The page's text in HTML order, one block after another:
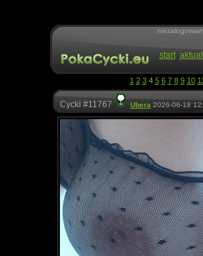
start
1 2 34 5 6 7 8 9 10 11
Cycki #11767 Ubera 2026-06-18